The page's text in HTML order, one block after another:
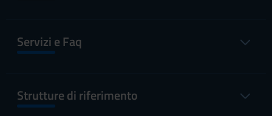
Servizi e Faq
Strutture di riferimento